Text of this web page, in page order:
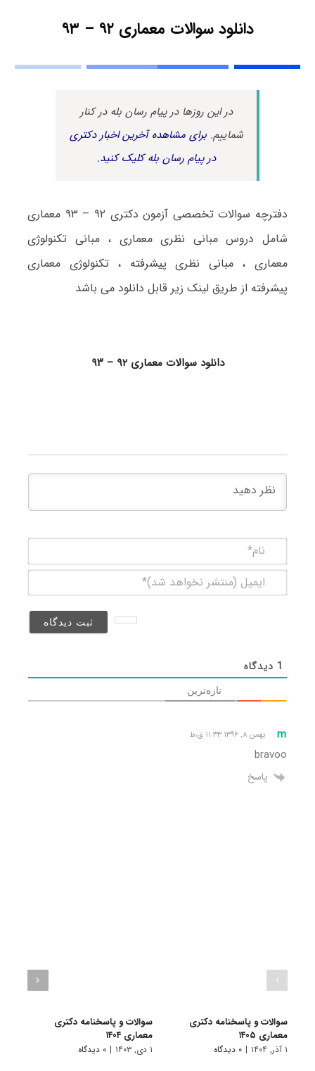
دانلود سوالات معماری ۹۲ – ۹۳
در این روزها در پیام رسان بله در کنار
شماییم.برای مشاهده آخرین اخبار دکتری
در پیام رسان بله کلیک کنید.
دفترچه سوالات تخصصی آزمون دکتری ۹۲ – ۹۳ معماری
شامل دروس مبانی نظری معماری ، مبانی تکنولوژی
معماری ، مبانی نظری پیشرفته ، تکنولوژی معماری
پیشرفته از طریق لینک زیر قابل دانلود می باشد
دانلود سوالات معماری ۹۲ – ۹۳
(منتشر
1 دیدگاه
تازه‌ترین
m بهمن ۸, ۱۳۹۶ ۱۱:۳۳ ق٫ظ
bravoo
پاسخ
سوالات و پاسخنامه دکتری
معماری ۱۴۰۵
۱ آذر, ۱۴۰۴ | ۰ دیدگاه
سوالات و پاسخنامه دکتری
معماری ۱۴۰۴
۱ دی, ۱۴۰۳ | ۰ دیدگاه